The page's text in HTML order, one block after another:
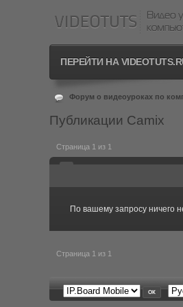
ПЕРЕЙТИ НА
Форум о видеоуроках по
Публикации Camix
Страница 1 из 1
По вашему запросу ничего
Страница 1 из 1